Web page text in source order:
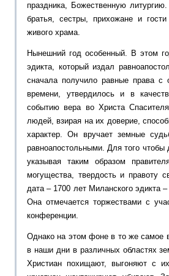
праздника, Божественную
братья, сестры, прихожане и
живого храма.
Нынешний год особенный. В этом
эдикта, который издал
сначала получило равные права с
времени, утвердилось и в
событию вера во Христа
людей, взирая на их доверие,
характер. Он вручает земные
равноапостольными. Для того чтобы
указывая таким образом
могущества, твердость и правоту
дата – 1700 лет Миланского эдикта
Она отмечается торжествами с
конференции.
Однако на этом фоне в то же самое
в наши дни в различных областях
Христиан похищают, выгоняют с